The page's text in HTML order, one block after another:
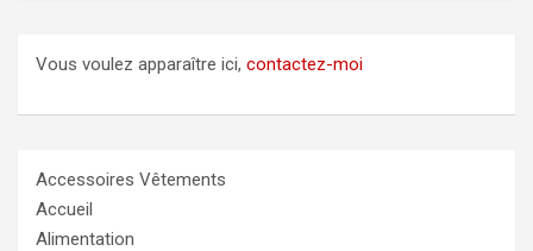
Vous voulez apparaître ici, contactez-moi
Accessoires Vêtements
Accueil
Alimentation